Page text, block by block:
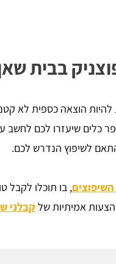
בבית
להיות הוצאה כספית לא
כלים שיעזרו לכם לחשב
לשיפוץ הנדרש לכם.
השיפוצים, בו תוכלו לקבל
אמיתיות של קבלני